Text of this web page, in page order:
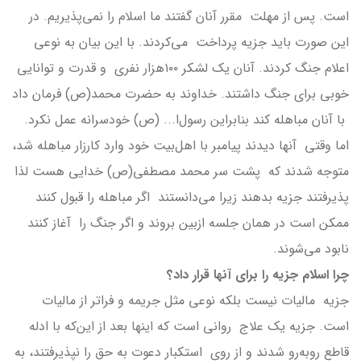
است. پس از مهلت مقرر آنان گفتند ما اسلام را نمی‌پذیریم. در
این صورت باید جزیه پرداخت می‌کردند. با این بیان به نوعی
اعلام جنگ کردند. آنان یک لشکر ۱۰۰هزار نفری و قدرت و توانایی
خوبی برای جنگ داشتند. خداوند به حضرت محمد(ص) فرمان داد
با آنان مباهله کند بنابراین رسول‌ا... (ص) خودسرانه عمل نکرد.
اما وقتی آنها دیدند پیامبر با اهل‌بیت خود وارد کارزار مباهله شد،
متوجه شدند که پشت سر محمد مصطفی(ص) خدایی هست لذا
پذیرفتند جزیه بدهند زیرا می‌دانستند اگر مباهله را قبول کنند
ممکن است در همان جلسه ازبین بروند و اگر جنگ را آغاز کنند
نابود می‌شوند.
چرا اسلام جزیه را برای آنها قرار داد؟
جزیه مالیات نیست بلکه نوعی مثل جریمه و فراتر از مالیات
است. جزیه یک علاج روانی است که اینها بعد از این‌که با ادله
قاطع روبه‌رو شدند و از روی استکبار دعوت به حق را نپذیرفتند، به